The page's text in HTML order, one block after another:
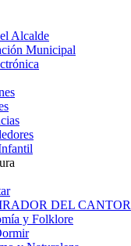
Alcalde
Municipal
DEL CANTOR
y Folklore